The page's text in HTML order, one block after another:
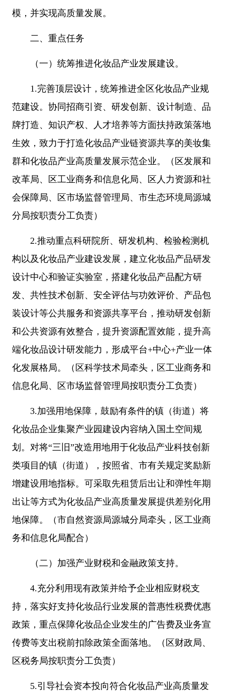
模，并实现高质量发展。
二、重点任务
（一）统筹推进化妆品产业发展建设。
1.完善顶层设计，统筹推进全区化妆品产业规
范建设。协同招商引资、研发创新、设计制造、品
牌打造、知识产权、人才培养等方面扶持政策落地
生效，致力于打造化妆品产业链资源共享的美妆集
群和化妆品产业高质量发展示范企业。（区发展和
改革局、区工业商务和信息化局、区人力资源和社
会保障局、区市场监督管理局、市生态环境局源城
分局按职责分工负责）
2.推动重点科研院所、研发机构、检验检测机
构以及化妆品产业建设发展，建立化妆品产品研发
设计中心和验证实验室，搭建化妆品产品配方研
发、共性技术创新、安全评估与功效评价、产品包
装设计等公共服务和资源共享平台，推动研发创新
和公共资源有效整合，提升资源配置效能，提升高
端化妆品设计研发能力，形成平台+中心+产业一体
化发展格局。（区科学技术局牵头，区工业商务和
信息化局、区市场监督管理局按职责分工负责）
3.加强用地保障，鼓励有条件的镇（街道）将
化妆品企业集聚产业园建设内容纳入国土空间规
划。对将“三旧”改造用地用于化妆品产业科技创新
类项目的镇（街道），按照省、市有关规定奖励新
增建设用地指标。可采取先租赁后出让和弹性年期
出让等方式为化妆品产业高质量发展提供差别化用
地保障。（市自然资源局源城分局牵头，区工业商
务和信息化局配合）
（二）加强产业财税和金融政策支持。
4.充分利用现有政策并给予企业相应财税支
持，落实好支持化妆品行业发展的普惠性税费优惠
政策，重点保障化妆品企业发生的广告费及业务宣
传费等支出税前扣除政策全面落地。（区财政局、
区税务局按职责分工负责）
5.引导社会资本投向符合化妆品产业高质量发